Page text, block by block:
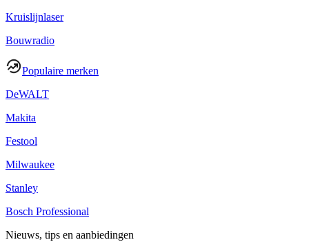
Kruislijnlaser
Bouwradio
Populaire merken
DeWALT
Makita
Festool
Milwaukee
Stanley
Bosch Professional
Nieuws, tips en aanbiedingen